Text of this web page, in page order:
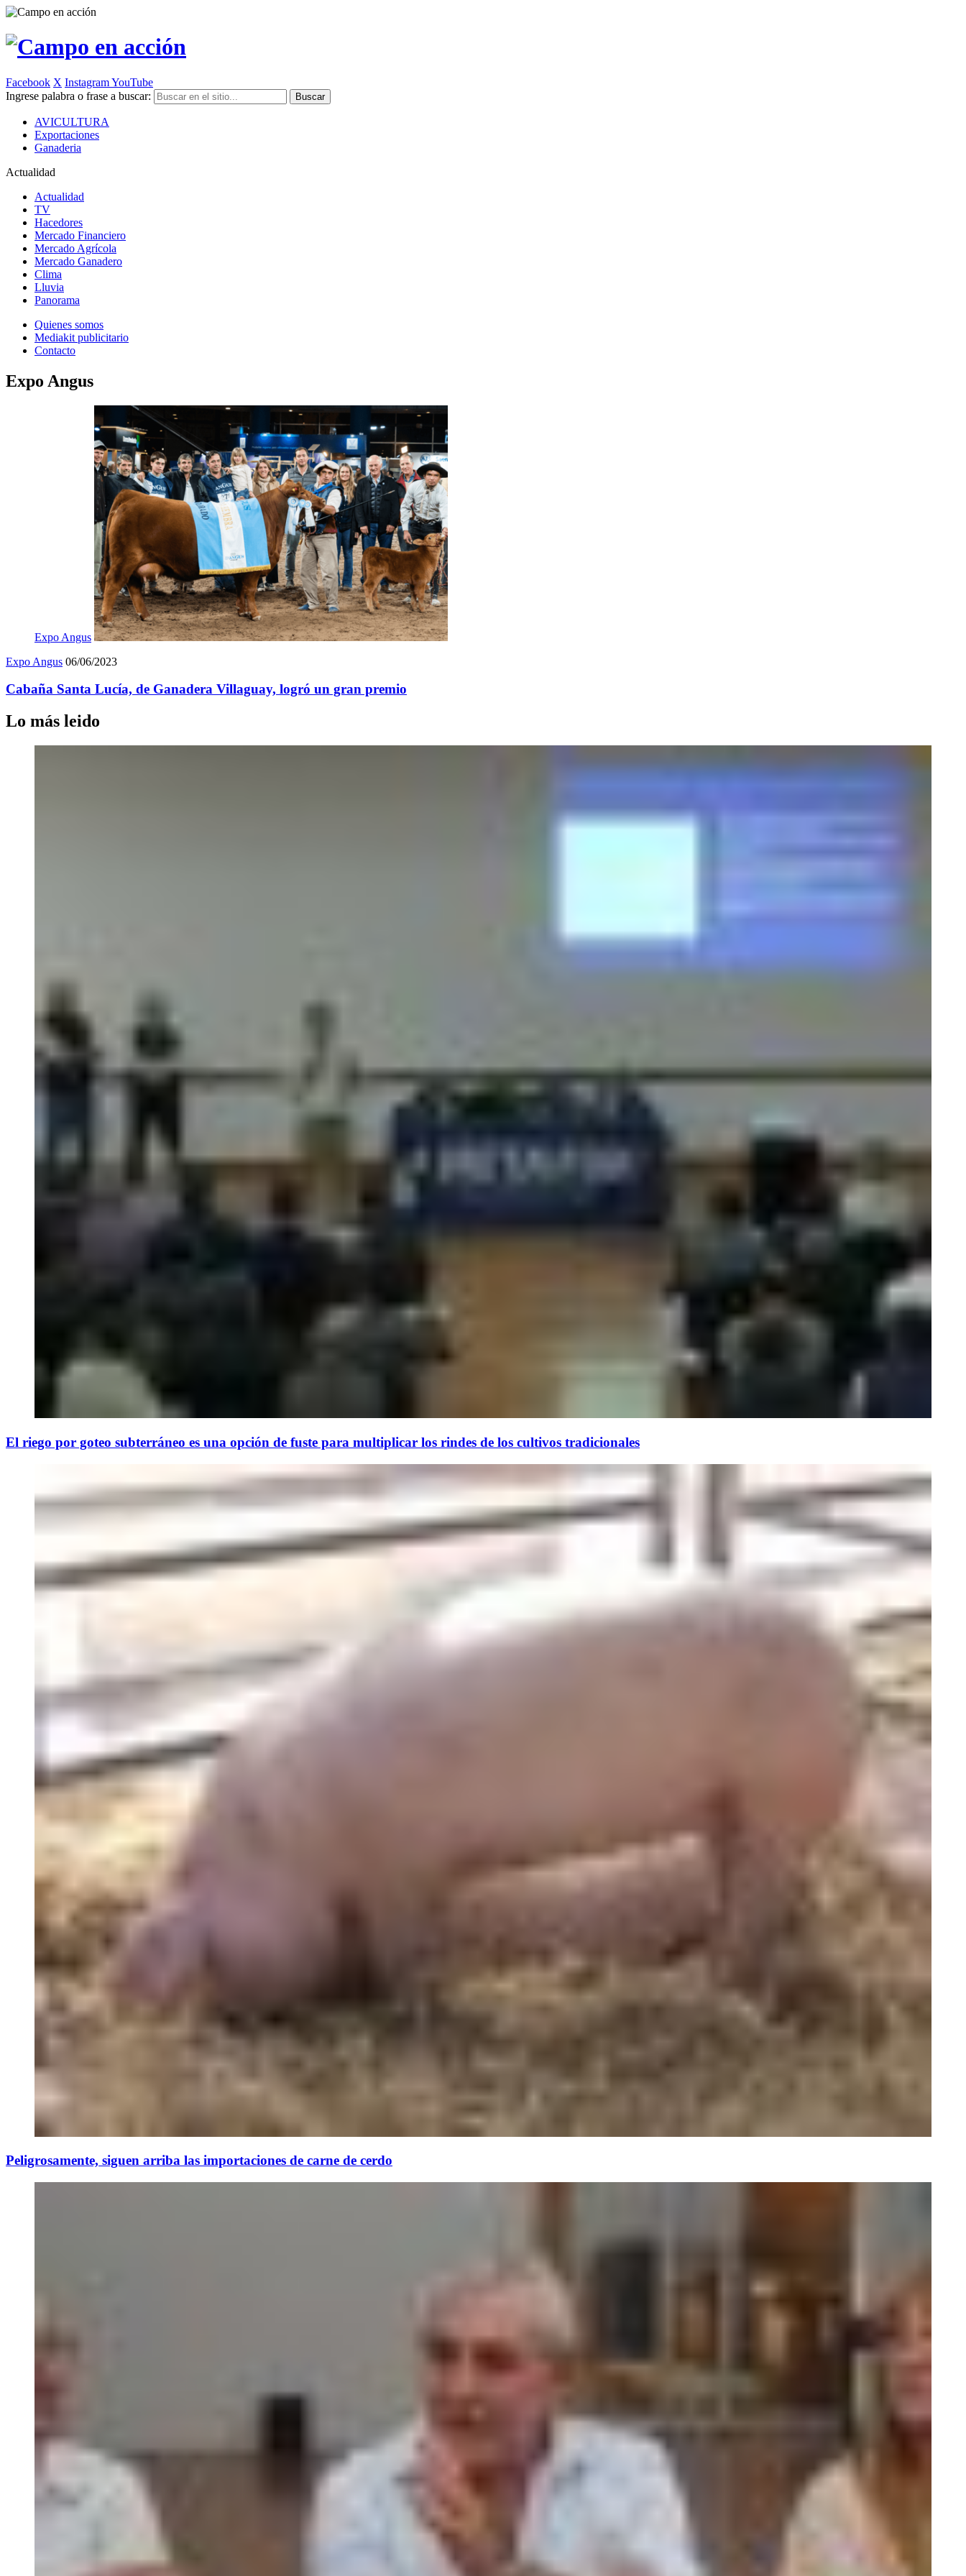
Facebook X InstagramYouTube
Ingrese palabra o frase a buscar:
AVICULTURA
Exportaciones
Ganaderia
Actualidad
Actualidad
TV
Hacedores
Mercado Financiero
Mercado Agrícola
Mercado Ganadero
Clima
Lluvia
Panorama
Quienes somos
Mediakit publicitario
Contacto
Expo Angus
Expo Angus
Expo Angus 06/06/2023
Cabaña Santa Lucía, de Ganadera Villaguay, logró un gran premio
Lo más leido
El riego por goteo subterráneo es una opción de fuste para multiplicar los rindes de los cultivos tradicionales
Peligrosamente, siguen arriba las importaciones de carne de cerdo